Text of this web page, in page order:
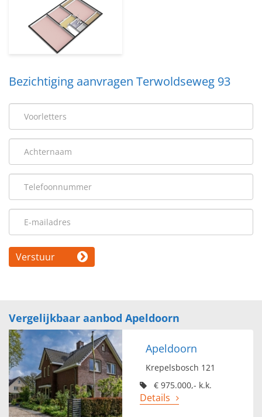
Bezichtiging aanvragen Terwoldseweg 93
Verstuur
Vergelijkbaar aanbod Apeldoorn
Apeldoorn
Krepelsbosch 121
€ 975.000,- k.k.
Details